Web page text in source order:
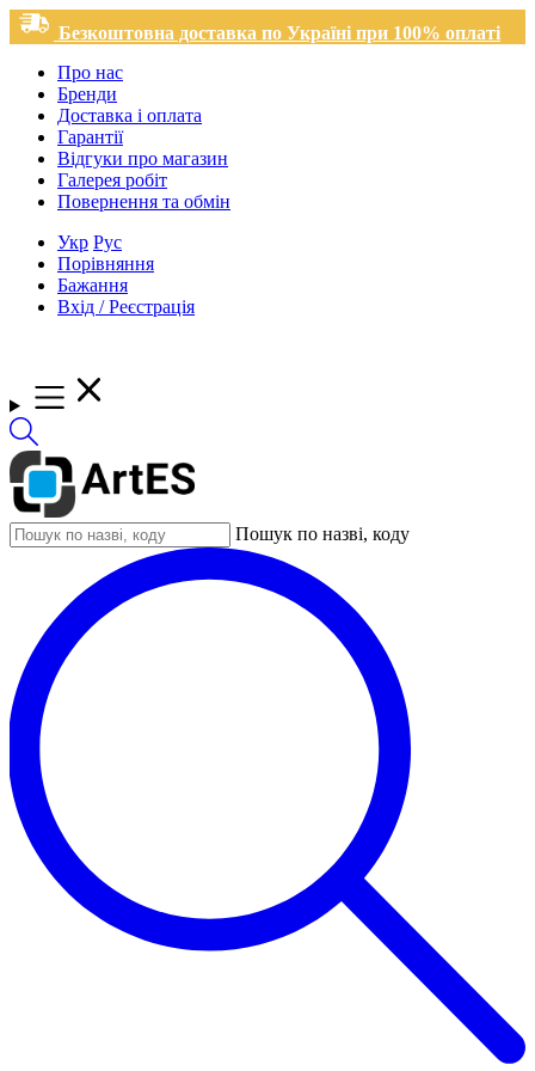
Безкоштовна доставка по Україні при 100% оплаті
Про нас
Бренди
Доставка і оплата
Гарантії
Відгуки про магазин
Галерея робіт
Повернення та обмін
Укр Рус
Порівняння
Бажання
Вхід / Реєстрація
Пошук по назві, коду